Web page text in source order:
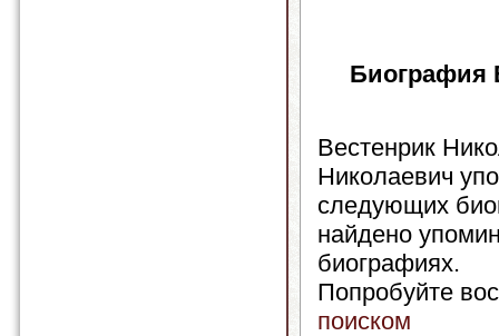
Биография
Вестенрик
Николаевич
следующих
найдено
биографиях.
Попробуйте
поиском